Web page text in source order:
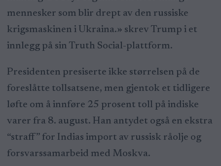
mennesker som blir drept av den russiske
krigsmaskinen i Ukraina.» skrev Trump i et
innlegg på sin Truth Social-plattform.
Presidenten presiserte ikke størrelsen på de
foreslåtte tollsatsene, men gjentok et tidligere
løfte om å innføre 25 prosent toll på indiske
varer fra 8. august. Han antydet også en ekstra
“straff” for Indias import av russisk råolje og
forsvarssamarbeid med Moskva.